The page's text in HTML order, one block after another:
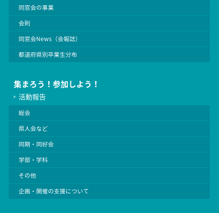
同窓会の事業
会則
同窓会News（会報誌）
都道府県別卒業生分布
集まろう！参加しよう！
活動報告
総会
県人会など
同期・同好会
学部・学科
その他
企画・開催の支援について